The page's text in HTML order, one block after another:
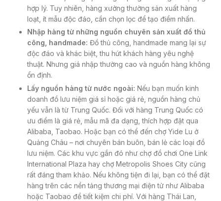
hợp lý. Tuy nhiên, hàng xưởng thường sản xuất hàng
loạt, ít mẫu độc đáo, cần chọn lọc để tạo điểm nhấn.
Nhập hàng từ những nguồn chuyên sản xuất đồ thủ
công, handmade: Đồ thủ công, handmade mang lại sự
độc đáo và khác biệt, thu hút khách hàng yêu nghệ
thuật. Nhưng giá nhập thường cao và nguồn hàng không
ổn định.
Lấy nguồn hàng từ nước ngoài: Nếu bạn muốn kinh
doanh đồ lưu niệm giá sỉ hoặc giá rẻ, nguồn hàng chủ
yếu vẫn là từ Trung Quốc. Đối với hàng Trung Quốc có
ưu điểm là giá rẻ, mẫu mã đa dạng, thích hợp đặt qua
Alibaba, Taobao. Hoặc bạn có thể đến chợ Yide Lu ở
Quảng Châu – nơi chuyên bán buôn, bán lẻ các loại đồ
lưu niệm. Các khu vực gần đó như chợ đồ chơi One Link
International Plaza hay chợ Metropolis Shoes City cũng
rất đáng tham khảo. Nếu không tiện đi lại, bạn có thể đặt
hàng trên các nền tảng thương mại điện tử như Alibaba
hoặc Taobao để tiết kiệm chi phí. Với hàng Thái Lan,